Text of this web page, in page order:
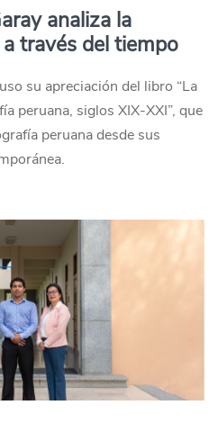
analiza la
través del tiempo
su apreciación del libro “La
peruana, siglos XIX-XXI”, que
peruana desde sus